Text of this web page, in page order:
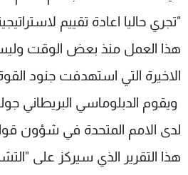
"تجري حاليا اعادة تقييم
هذا العمل منذ بعض الوقت
الاخيرة التي استهدفت جنود
ويقوم الدبلوماسي البريطاني
لدى الامم المتحدة في شؤون
هذا التقرير الذي سيركز على
البرامج
جدول البرامج
شاهد البرامج
عن MTV
الإنـتـاج
لاعلاناتكم
وظائف
تواصل معنا
شروط
سياسة